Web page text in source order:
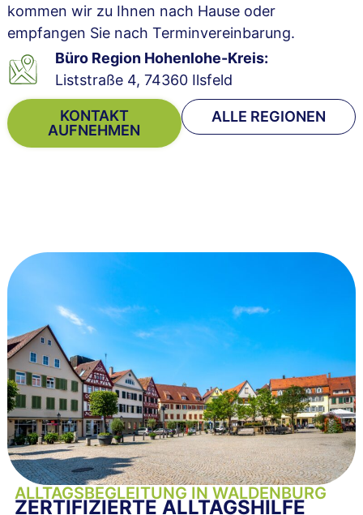
kommen wir zu Ihnen nach Hause oder
empfangen Sie nach Terminvereinbarung.
Büro Region Hohenlohe-Kreis:
Liststraße 4, 74360 Ilsfeld
KONTAKT
AUFNEHMEN
ALLE REGIONEN
ALLTAGSBEGLEITUNG IN WALDENBURG
ZERTIFIZIERTE ALLTAGSHILFE